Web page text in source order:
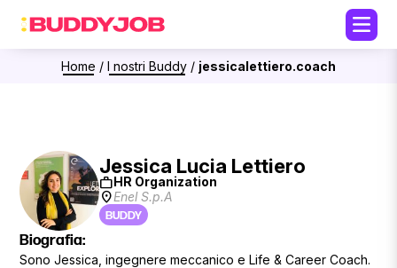
Home / I nostri Buddy / jessicalettiero.coach
Jessica Lucia Lettiero
workHR Organization
location_onEnel S.p.A
BUDDY
Biografia:
Sono Jessica, ingegnere meccanico e Life & Career Coach.